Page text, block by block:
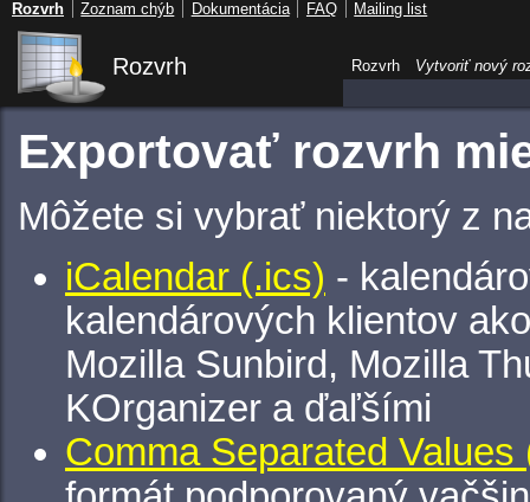
Rozvrh
Exportovať rozvrh
Môžete si vybrať niektorý z
iCalendar (.ics) -
kalendárových klientov
Mozilla Sunbird, Mozilla
KOrganizer a ďaľšími
Comma Separated Values
Rozvrh Vytvoriť nový
Rozvrh Zoznam chýb Dokumentácia FAQ Mailing list